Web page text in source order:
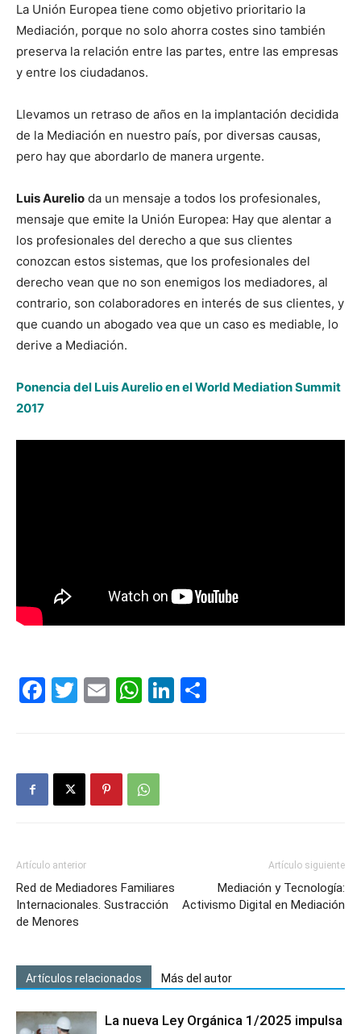
La Unión Europea tiene como objetivo prioritario la
Mediación, porque no solo ahorra costes sino también
preserva la relación entre las partes, entre las empresas
y entre los ciudadanos.
Llevamos un retraso de años en la implantación decidida
de la Mediación en nuestro país, por diversas causas,
pero hay que abordarlo de manera urgente.
Luis Aurelio da un mensaje a todos los profesionales,
mensaje que emite la Unión Europea: Hay que alentar a
los profesionales del derecho a que sus clientes
conozcan estos sistemas, que los profesionales del
derecho vean que no son enemigos los mediadores, al
contrario, son colaboradores en interés de sus clientes, y
que cuando un abogado vea que un caso es mediable, lo
derive a Mediación.
Ponencia del Luis Aurelio en el World Mediation Summit
2017
Facebook
Twitter
EmailWhatsApp
LinkedIn
Artículo anterior
Red de Mediadores Familiares
Internacionales. Sustracción
de Menores
Artículo siguiente
Mediación y Tecnología:
Activismo Digital en Mediación
Artículos relacionados Más del autor
La nueva Ley Orgánica 1/2025 impulsa